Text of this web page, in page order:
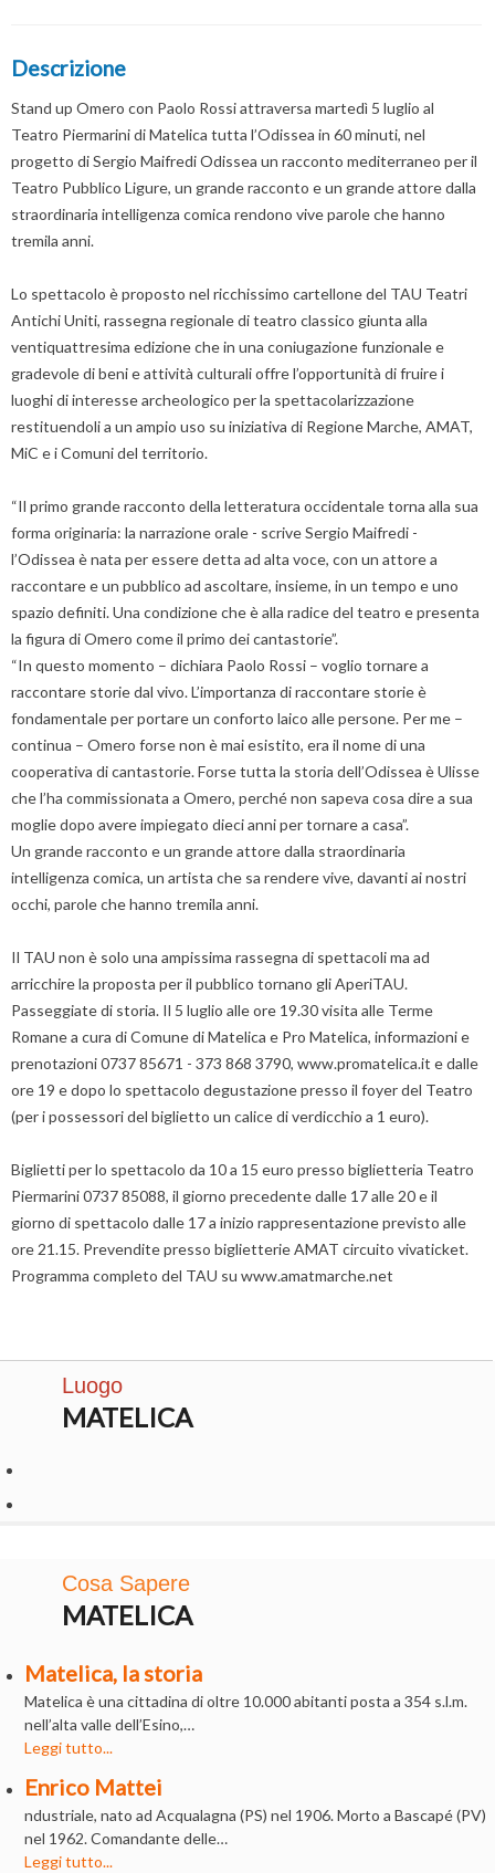
Descrizione
Stand up Omero con Paolo Rossi attraversa martedì 5 luglio al
Teatro Piermarini di Matelica tutta l’Odissea in 60 minuti, nel
progetto di Sergio Maifredi Odissea un racconto mediterraneo per il
Teatro Pubblico Ligure, un grande racconto e un grande attore dalla
straordinaria intelligenza comica rendono vive parole che hanno
tremila anni.
Lo spettacolo è proposto nel ricchissimo cartellone del TAU Teatri
Antichi Uniti, rassegna regionale di teatro classico giunta alla
ventiquattresima edizione che in una coniugazione funzionale e
gradevole di beni e attività culturali offre l’opportunità di fruire i
luoghi di interesse archeologico per la spettacolarizzazione
restituendoli a un ampio uso su iniziativa di Regione Marche, AMAT,
MiC e i Comuni del territorio.
“Il primo grande racconto della letteratura occidentale torna alla sua
forma originaria: la narrazione orale - scrive Sergio Maifredi -
l’Odissea è nata per essere detta ad alta voce, con un attore a
raccontare e un pubblico ad ascoltare, insieme, in un tempo e uno
spazio definiti. Una condizione che è alla radice del teatro e presenta
la figura di Omero come il primo dei cantastorie”.
“In questo momento – dichiara Paolo Rossi – voglio tornare a
raccontare storie dal vivo. L’importanza di raccontare storie è
fondamentale per portare un conforto laico alle persone. Per me –
continua – Omero forse non è mai esistito, era il nome di una
cooperativa di cantastorie. Forse tutta la storia dell’Odissea è Ulisse
che l’ha commissionata a Omero, perché non sapeva cosa dire a sua
moglie dopo avere impiegato dieci anni per tornare a casa”.
Un grande racconto e un grande attore dalla straordinaria
intelligenza comica, un artista che sa rendere vive, davanti ai nostri
occhi, parole che hanno tremila anni.
Il TAU non è solo una ampissima rassegna di spettacoli ma ad
arricchire la proposta per il pubblico tornano gli AperiTAU.
Passeggiate di storia. Il 5 luglio alle ore 19.30 visita alle Terme
Romane a cura di Comune di Matelica e Pro Matelica, informazioni e
prenotazioni 0737 85671 - 373 868 3790, www.promatelica.it e dalle
ore 19 e dopo lo spettacolo degustazione presso il foyer del Teatro
(per i possessori del biglietto un calice di verdicchio a 1 euro).
Biglietti per lo spettacolo da 10 a 15 euro presso biglietteria Teatro
Piermarini 0737 85088, il giorno precedente dalle 17 alle 20 e il
giorno di spettacolo dalle 17 a inizio rappresentazione previsto alle
ore 21.15. Prevendite presso biglietterie AMAT circuito vivaticket.
Programma completo del TAU su www.amatmarche.net
Luogo
MATELICA
Cosa Sapere
MATELICA
Matelica, la storia
Matelica è una cittadina di oltre 10.000 abitanti posta a 354 s.l.m.
nell’alta valle dell’Esino,…
Leggi tutto...
Enrico Mattei
ndustriale, nato ad Acqualagna (PS) nel 1906. Morto a Bascapé (PV)
nel 1962. Comandante delle…
Leggi tutto...